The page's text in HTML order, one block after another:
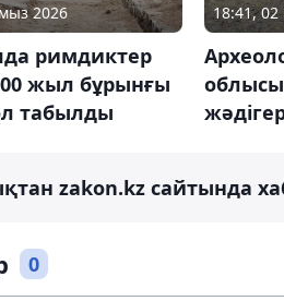
2026
римдиктер
жыл бұрынғы
табылды
18:41,
zakon.kz сайтында
0